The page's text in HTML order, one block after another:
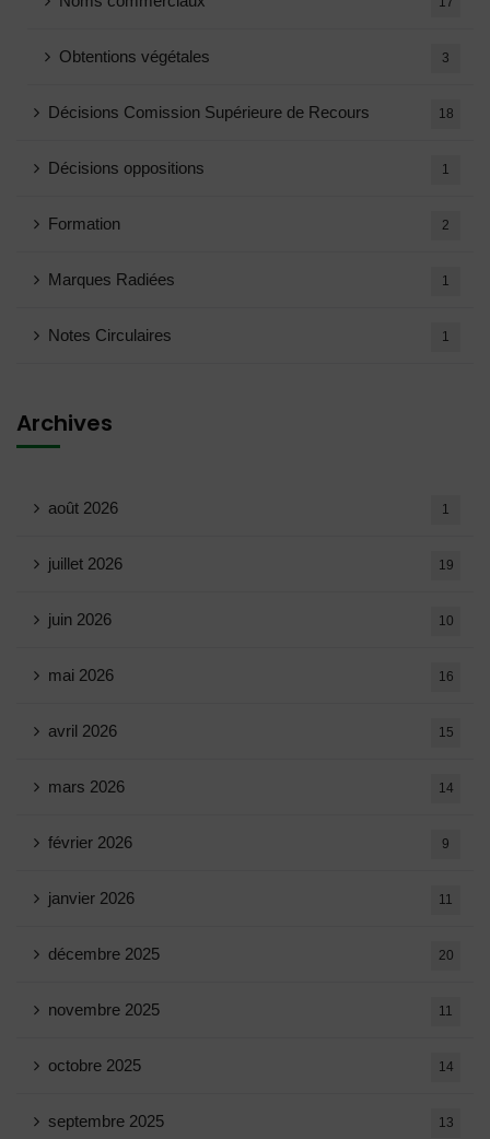
Obtentions végétales 3
Décisions Comission Supérieure de Recours 18
Décisions oppositions 1
Formation 2
Marques Radiées 1
Notes Circulaires 1
Archives
août 2026 1
juillet 2026 19
juin 2026 10
mai 2026 16
avril 2026 15
mars 2026 14
février 2026 9
janvier 2026 11
décembre 2025 20
novembre 2025 11
octobre 2025 14
septembre 2025 13